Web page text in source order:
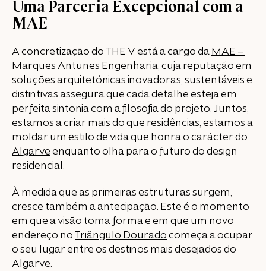
Uma Parceria Excepcional com a
MAE
A concretização do THE V está a cargo da MAE –
Marques Antunes Engenharia , cuja reputação em
soluções arquitetónicas inovadoras, sustentáveis e
distintivas assegura que cada detalhe esteja em
perfeita sintonia com a filosofia do projeto. Juntos,
estamos a criar mais do que residências; estamos a
moldar um estilo de vida que honra o carácter do
Algarve enquanto olha para o futuro do design
residencial.
À medida que as primeiras estruturas surgem,
cresce também a antecipação. Este é o momento
em que a visão toma forma e em que um novo
endereço no
Triângulo Dourado começa a ocupar
o seu lugar entre os destinos mais desejados do
Algarve.